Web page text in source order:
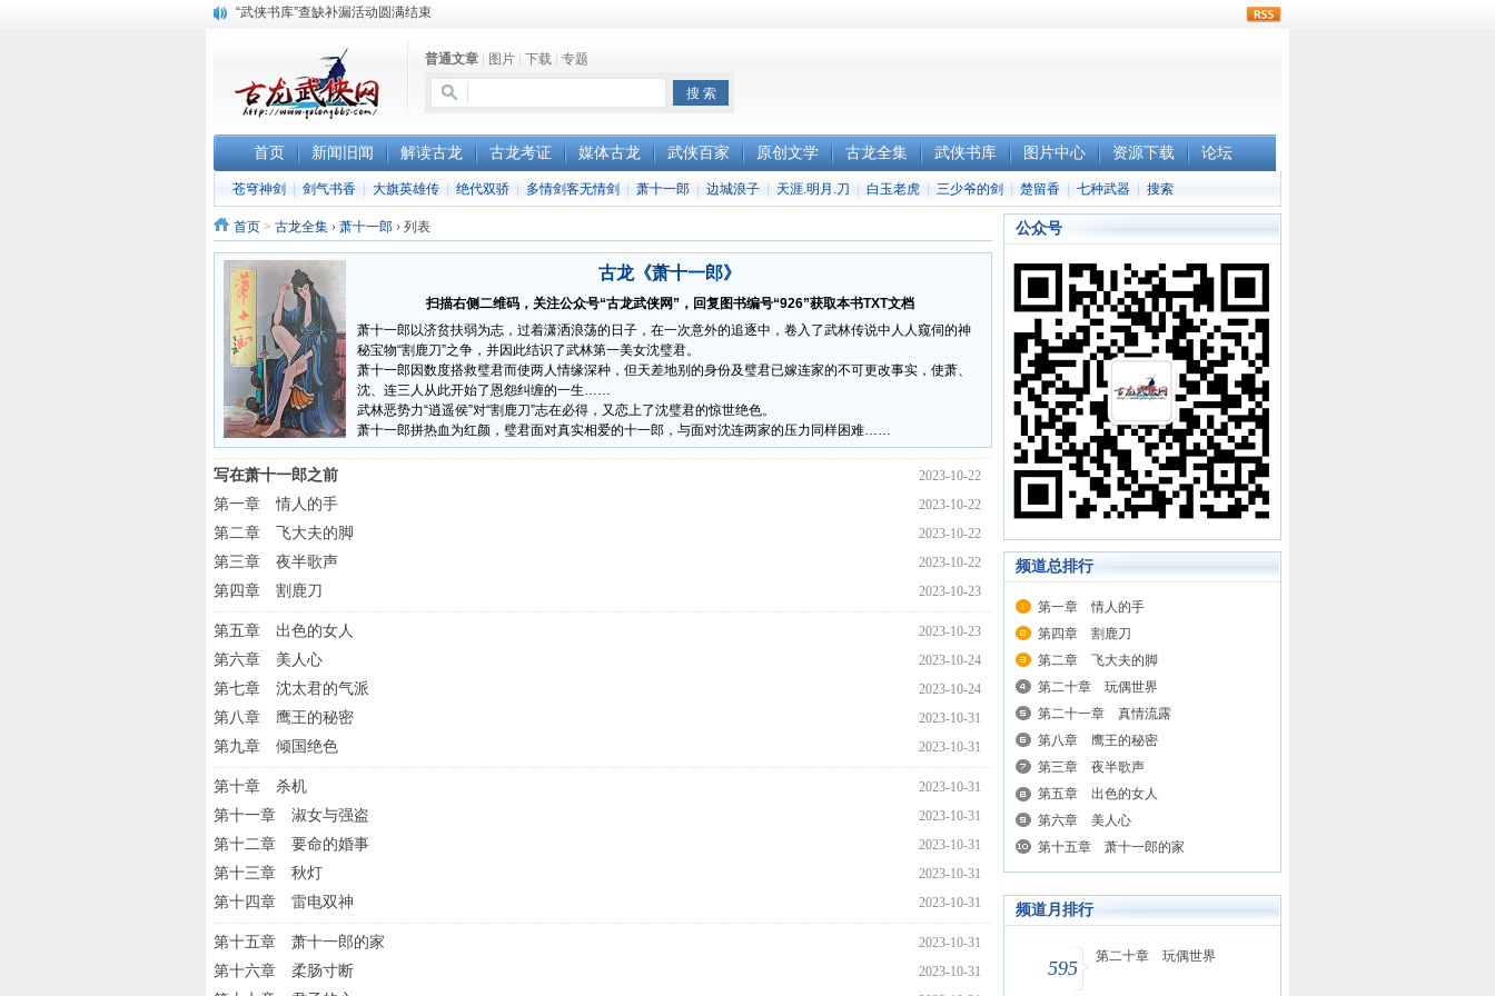
“武侠书库”查缺补漏活动圆满结束
顾雪衣《古龙武侠小说知见录》上市普通文章 图片 下载 专题
首页 新闻旧闻 解读古龙 古龙考证 媒体古龙 武侠百家 原创文学 古龙全集 武侠书库 图片中心 资源下载 论坛
苍穹神剑 剑气书香 大旗英雄传 绝代双骄 多情剑客无情剑 萧十一郎 边城浪子 天涯.明月.刀 白玉老虎 三少爷的剑 楚留香 七种武器 搜索
首页 > 古龙全集 › 萧十一郎 › 列表
古龙《萧十一郎》
扫描右侧二维码，关注公众号“古龙武侠网”，回复图书编号“926”获取本书TXT文档
萧十一郎以济贫扶弱为志，过着潇洒浪荡的日子，在一次意外的追逐中，卷入了武林传说中人人窥伺的神
秘宝物“割鹿刀”之争，并因此结识了武林第一美女沈璧君。
萧十一郎因数度搭救璧君而使两人情缘深种，但天差地别的身份及璧君已嫁连家的不可更改事实，使萧、
沈、连三人从此开始了恩怨纠缠的一生……
武林恶势力“逍遥侯”对“割鹿刀”志在必得，又恋上了沈璧君的惊世绝色。
萧十一郎拼热血为红颜，璧君面对真实相爱的十一郎，与面对沈连两家的压力同样困难……
2023-10-22
写在萧十一郎之前
2023-10-22
第一章 情人的手
2023-10-22
第二章 飞大夫的脚
2023-10-22
第三章 夜半歌声
2023-10-23
第四章 割鹿刀
2023-10-23
第五章 出色的女人
2023-10-24
第六章 美人心
2023-10-24
第七章 沈太君的气派
2023-10-31
第八章 鹰王的秘密
2023-10-31
第九章 倾国绝色
2023-10-31
第十章 杀机
2023-10-31
第十一章 淑女与强盗
2023-10-31
第十二章 要命的婚事
2023-10-31
第十三章 秋灯
2023-10-31
第十四章 雷电双神
2023-10-31
第十五章 萧十一郎的家
2023-10-31
第十六章 柔肠寸断
公众号
频道总排行
第一章 情人的手
第四章 割鹿刀
第二章 飞大夫的脚
第二十章 玩偶世界
第二十一章 真情流露
第八章 鹰王的秘密
第三章 夜半歌声
第五章 出色的女人
第六章 美人心
第十五章 萧十一郎的家
频道月排行
595
第二十章 玩偶世界